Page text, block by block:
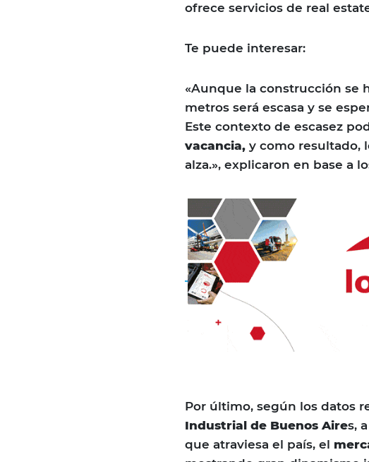
ofrece servicios de real
Te puede interesar:
«Aunque la construcción se
metros será escasa y se
Este contexto de escasez
vacancia, y como resultado,
alza.», explicaron en base a
Por último, según los datos
Industrial de Buenos Aires,
que atraviesa el país, el